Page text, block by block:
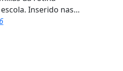
Inserido nas…